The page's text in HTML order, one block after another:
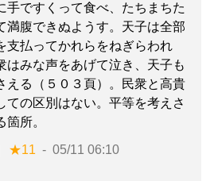
手ですくって食べ、たちまちた
満腹できぬようす。天子は全部
支払ってかれらをねぎらわれ
はみな声をあげて泣き、天子も
える（５０３頁）。民衆と高貴
ての区別はない。平等を考えさ
箇所。
★11 05/11 06:10